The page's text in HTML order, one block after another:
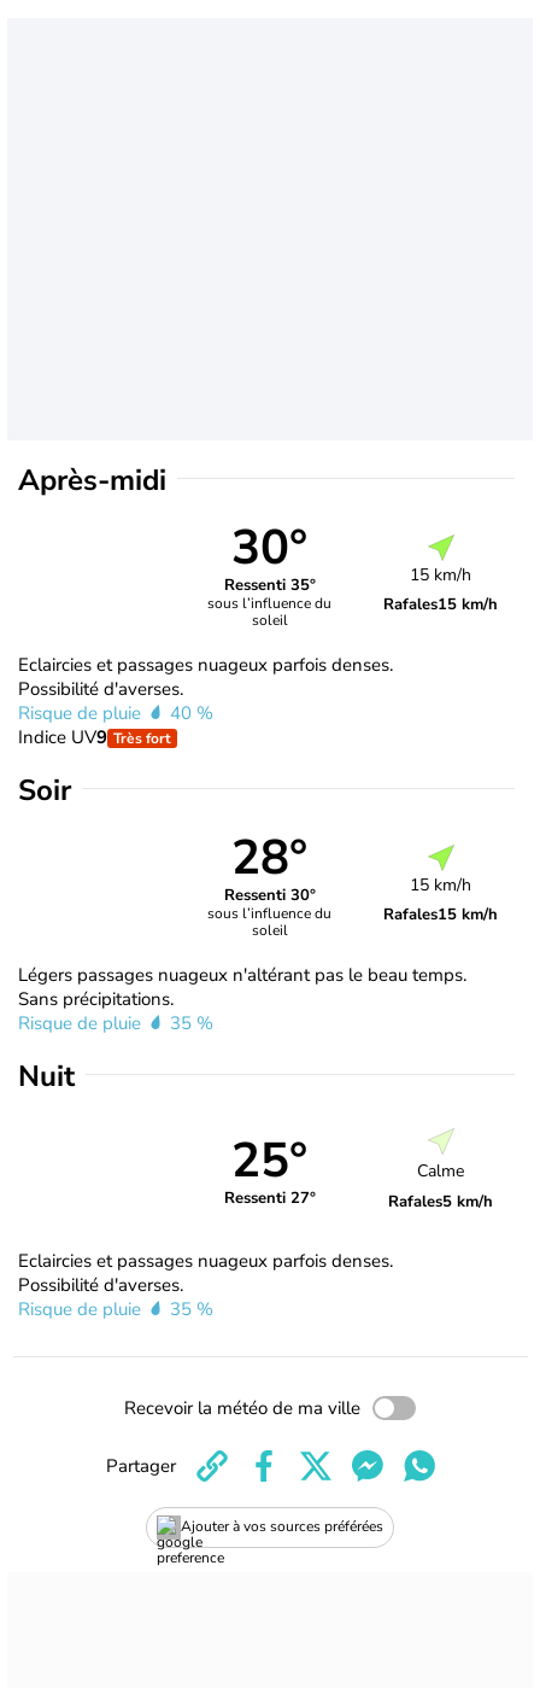
Après-midi
30°
Ressenti 35°
sous l’influence du
soleil
15 km/h
Rafales15 km/h
Eclaircies et passages nuageux parfois denses.
Possibilité d'averses.
Risque de pluie
40 %
Indice UV9 Très fort
Soir
28°
Ressenti 30°
sous l’influence du
soleil
15 km/h
Rafales15 km/h
Légers passages nuageux n'altérant pas le beau temps.
Sans précipitations.
Risque de pluie
35 %
Nuit
25°
Ressenti 27°
Calme
Rafales5 km/h
Eclaircies et passages nuageux parfois denses.
Possibilité d'averses.
Risque de pluie
35 %
Recevoir la météo de ma ville
Ajouter à vos sources préférées
Partager